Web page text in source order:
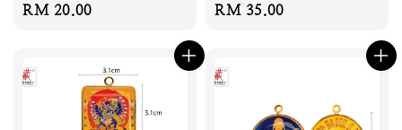
Regular
RM 20.00
Regular
RM 35.00